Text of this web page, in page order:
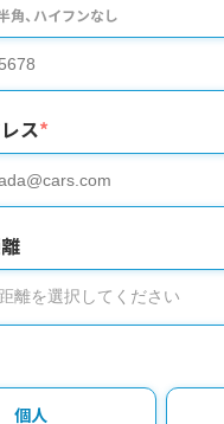
角、ハイフンなし
ス*
個人